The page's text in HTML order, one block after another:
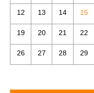
12 13 14 15
19 20 21 22
26 27 28 29